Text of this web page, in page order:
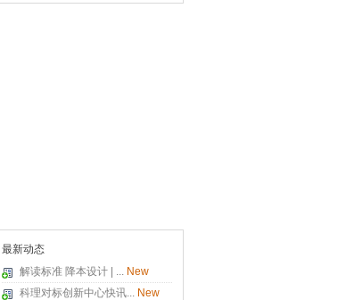
最新动态
解读标准 降本设计 | ... New
科理对标创新中心快讯... New